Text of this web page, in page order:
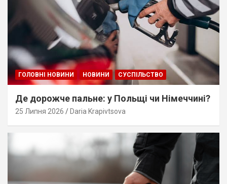
ГОЛОВНІ НОВИНИ НОВИНИ СУСПІЛЬСТВО
Де дорожче пальне: у Польщі чи Німеччині?
25 Липня 2026 Daria Krapivtsova